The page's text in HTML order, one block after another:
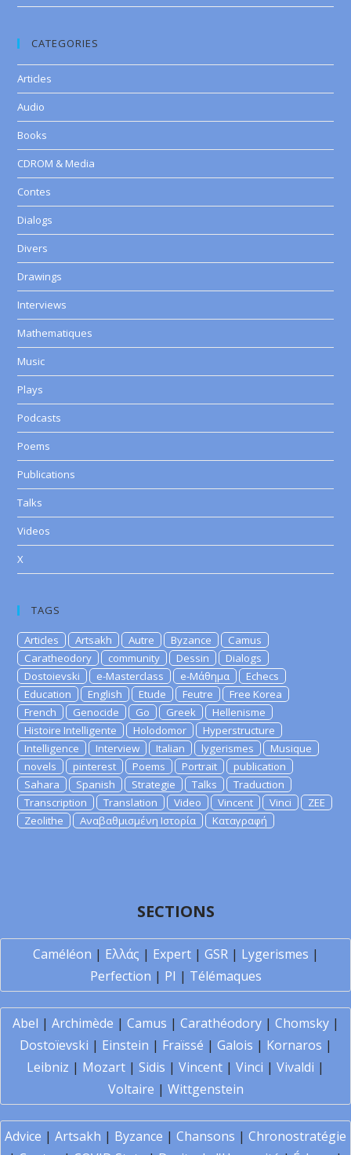
CATEGORIES
Articles
Audio
Books
CDROM & Media
Contes
Dialogs
Divers
Drawings
Interviews
Mathematiques
Music
Plays
Podcasts
Poems
Publications
Talks
Videos
X
TAGS
Articles Artsakh Autre Byzance
Camus
Caratheodory
community Dessin
Dialogs
Dostoievski
e-Masterclass e-Μάθημα
Echecs
Education
English Etude Feutre
Free Korea
French
Genocide Go Greek
Hellenisme
Histoire Intelligente
Holodomor
Hyperstructure
Intelligence
Interview Italian lygerismes
Musique
novels
pinterest Poems Portrait
publication
Sahara
Spanish Strategie Talks
Traduction
Transcription
Translation Video Vincent Vinci
ZEE
Zeolithe
Αναβαθμισμένη Ιστορία Καταγραφή
SECTIONS
Caméléon | Ελλάς | Expert| GSR| Lygerismes |
Perfection | PI | Télémaques
Abel | Archimède | Camus | Carathéodory| Chomsky|
Dostoïevski | Einstein | Fraïssé | Galois | Kornaros |
Leibniz | Mozart | Sidis | Vincent | Vinci | Vivaldi |
Voltaire | Wittgenstein
Advice | Artsakh | Byzance | Chansons | Chronostratégie